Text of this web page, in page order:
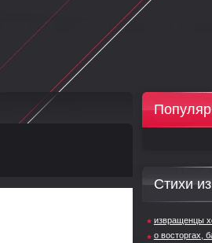
Стихи
извращенцы
о восторгах,